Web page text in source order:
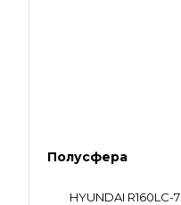
Полусфера
HYUNDAI R160LC-7